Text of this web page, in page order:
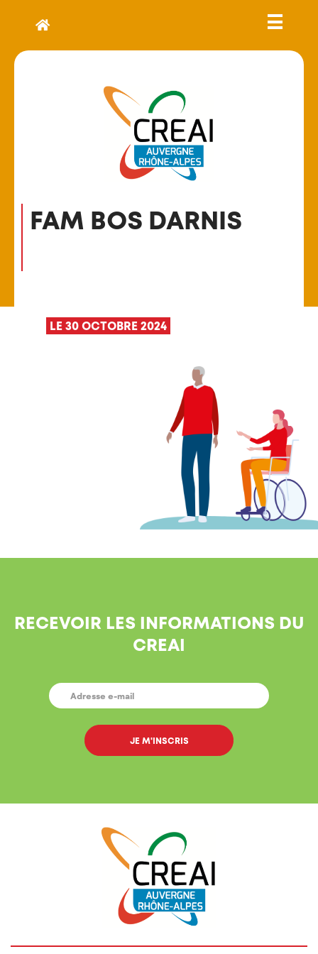
FAM BOS DARNIS
LE 30 OCTOBRE 2024
RECEVOIR LES INFORMATIONS DU
CREAI
E-
MAIL *